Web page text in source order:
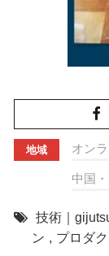
地域 オン
中国
技術｜
ン , プロダ